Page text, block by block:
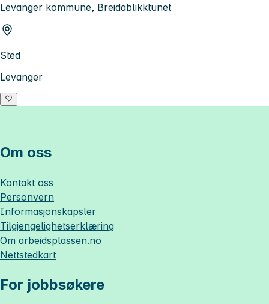
Levanger kommune, Breidablikktunet
Sted
Levanger
Om oss
Kontakt oss
Personvern
Informasjonskapsler
Tilgjengelighetserklæring
Om arbeidsplassen.no
Nettstedkart
For jobbsøkere